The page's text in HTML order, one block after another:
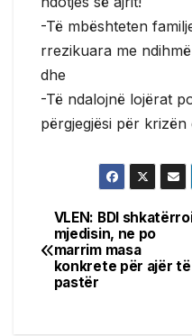
-Të mbështeten
rrezikuara me
dhe
-Të ndalojnë lojërat
përgjegjësi për
Post
navigation
VLEN: BDI
mjedisin, ne po
marrim masa
konkrete për ajër të
pastër